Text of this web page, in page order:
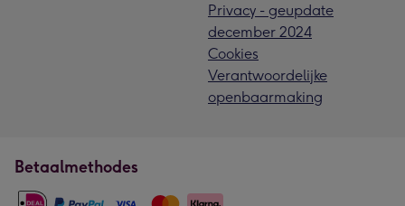
Privacy - geupdate
december 2024
Cookies
Verantwoordelijke
openbaarmaking
Betaalmethodes